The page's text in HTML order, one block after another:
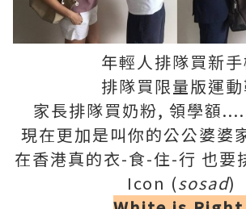
年輕人排隊買新手
排隊買限量版運
家長排隊買奶粉, 領學額
現在更加是叫你的公公婆婆
在香港真的衣-食-住-行 也
Icon (sosad)